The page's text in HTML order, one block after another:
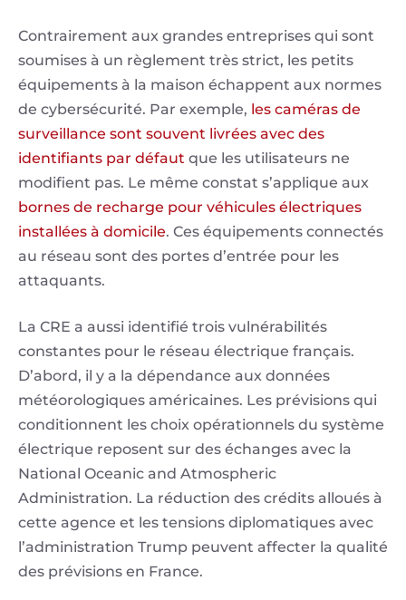
Contrairement aux grandes entreprises qui sont
soumises à un règlement très strict, les petits
équipements à la maison échappent aux normes
de cybersécurité. Par exemple, les caméras de
surveillance sont souvent livrées avec des
identifiants par défaut que les utilisateurs ne
modifient pas. Le même constat s’applique aux
bornes de recharge pour véhicules électriques
installées à domicile. Ces équipements connectés
au réseau sont des portes d’entrée pour les
attaquants.
La CRE a aussi identifié trois vulnérabilités
constantes pour le réseau électrique français.
D’abord, il y a la dépendance aux données
météorologiques américaines. Les prévisions qui
conditionnent les choix opérationnels du système
électrique reposent sur des échanges avec la
National Oceanic and Atmospheric
Administration. La réduction des crédits alloués à
cette agence et les tensions diplomatiques avec
l’administration Trump peuvent affecter la qualité
des prévisions en France.